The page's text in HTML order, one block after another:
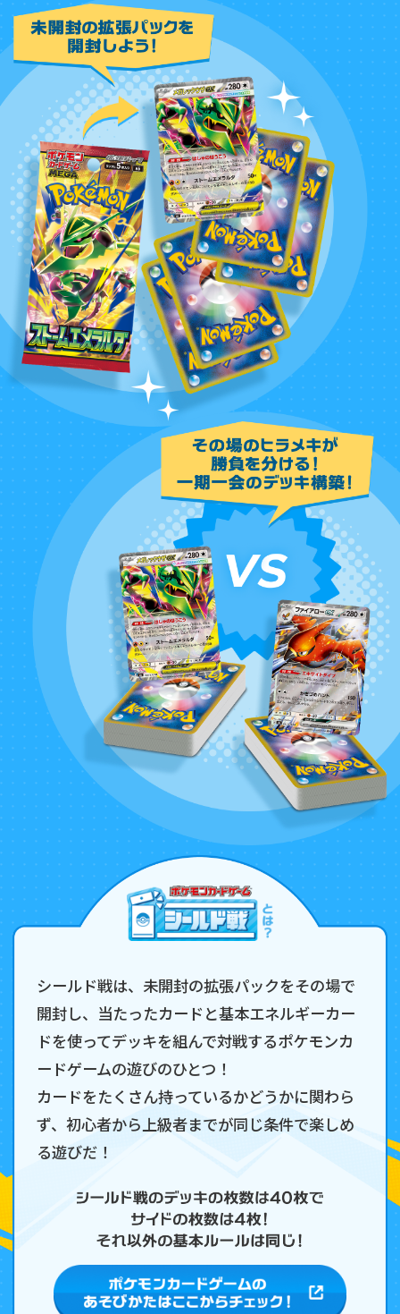
シールド戦は、未開封の拡張パックをその場で
開封し、当たったカードと基本エネルギーカー
ドを使ってデッキを組んで対戦するポケモンカ
ードゲームの遊びのひとつ！
カードをたくさん持っているかどうかに関わら
ず、初心者から上級者までが同じ条件で楽しめ
る遊びだ！